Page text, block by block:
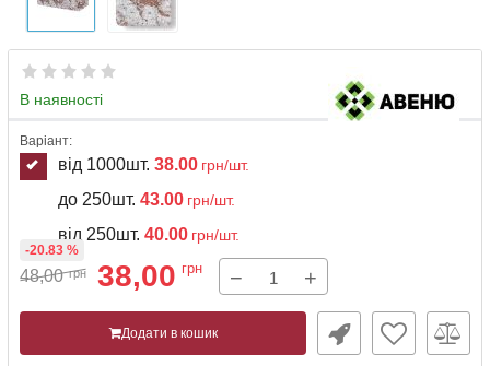
В наявності
Варіант:
від 1000шт. 38.00 грн/шт.
до 250шт. 43.00 грн/шт.
від 250шт. 40.00 грн/шт.
48,00 грн 38,00 грн
-20.83 %
− +
Додати в кошик